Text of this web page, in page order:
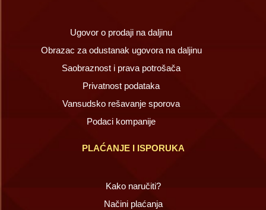
Ugovor o prodaji na daljinu
Obrazac za odustanak ugovora na daljinu
Saobraznost i prava potrošača
Privatnost podataka
Vansudsko rešavanje sporova
Podaci kompanije
PLAĆANJE I ISPORUKA
Kako naručiti?
Načini plaćanja